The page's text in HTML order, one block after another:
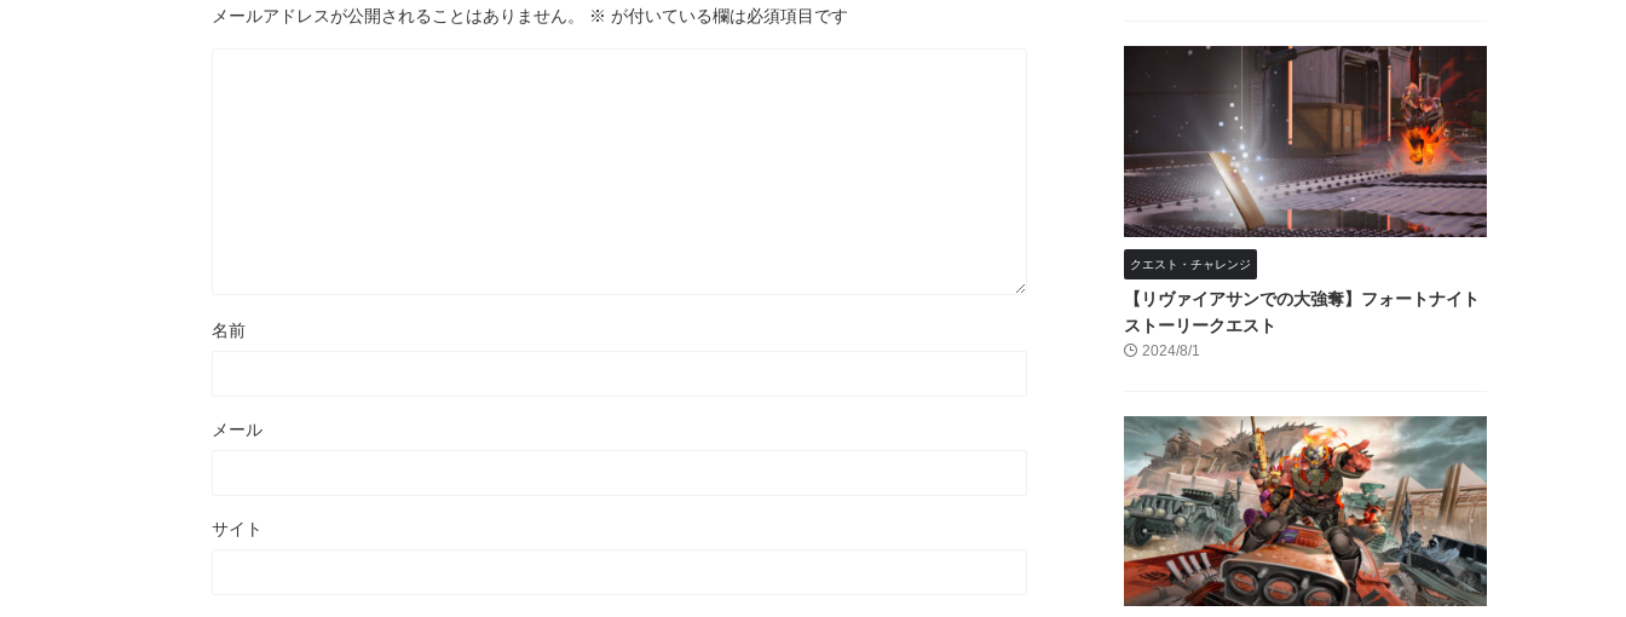
メールアドレスが公開されることはありません。 ※ が付いている欄は必須項目です
名前
メール
サイト
クエスト・チャレンジ
【リヴァイアサンでの大強奪】フォートナイト
ストーリークエスト
2024/8/1